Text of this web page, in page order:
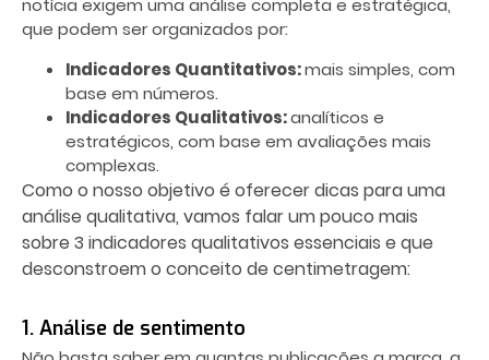
notícia exigem uma análise completa e estratégica,
que podem ser organizados por:
Indicadores Quantitativos:mais simples, com
base em números.
Indicadores Qualitativos:analíticos e
estratégicos, com base em avaliações mais
complexas.
Como o nosso objetivo é oferecer dicas para uma
análise qualitativa, vamos falar um pouco mais
sobre 3 indicadores qualitativos essenciais e que
desconstroem o conceito de centimetragem:
1. Análise de sentimento